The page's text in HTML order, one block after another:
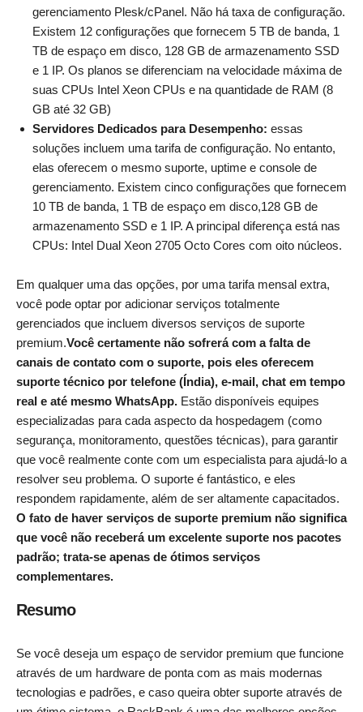
gerenciamento Plesk/cPanel. Não há taxa de configuração.
Existem 12 configurações que fornecem 5 TB de banda, 1
TB de espaço em disco, 128 GB de armazenamento SSD
e 1 IP. Os planos se diferenciam na velocidade máxima de
suas CPUs Intel Xeon CPUs e na quantidade de RAM (8
GB até 32 GB)
Servidores Dedicados para Desempenho: essas
soluções incluem uma tarifa de configuração. No entanto,
elas oferecem o mesmo suporte, uptime e console de
gerenciamento. Existem cinco configurações que fornecem
10 TB de banda, 1 TB de espaço em disco,128 GB de
armazenamento SSD e 1 IP. A principal diferença está nas
CPUs: Intel Dual Xeon 2705 Octo Cores com oito núcleos.
Em qualquer uma das opções, por uma tarifa mensal extra,
você pode optar por adicionar serviços totalmente
gerenciados que incluem diversos serviços de suporte
premium.Você certamente não sofrerá com a falta de
canais de contato com o suporte, pois eles oferecem
suporte técnico por telefone (Índia), e-mail, chat em tempo
real e até mesmo WhatsApp. Estão disponíveis equipes
especializadas para cada aspecto da hospedagem (como
segurança, monitoramento, questões técnicas), para garantir
que você realmente conte com um especialista para ajudá-lo a
resolver seu problema. O suporte é fantástico, e eles
respondem rapidamente, além de ser altamente capacitados.
O fato de haver serviços de suporte premium não significa
que você não receberá um excelente suporte nos pacotes
padrão; trata-se apenas de ótimos serviços
complementares.
Resumo
Se você deseja um espaço de servidor premium que funcione
através de um hardware de ponta com as mais modernas
tecnologias e padrões, e caso queira obter suporte através de